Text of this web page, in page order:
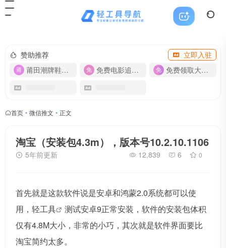
赞助推荐
立即入驻
莆田潮牌鞋服-货源
免费电影追剧APP 免费领取大流量卡【500G】
首页 • 微信推文 • 正文
淘宝（安装包4.3m），版本号10.2.10.1106
5年前更新 12,839 6 0
首先就是这款软件说是安卓和鸿蒙2.0系统都可以使
用， 轻工具
测试安卓9正常安装，软件的安装包体积
仅有4.8M大小，非常的小巧，其次就是软件界面要比
淘宝简约太多。